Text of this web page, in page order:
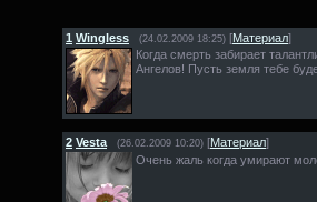
1 Wingless (24.02.2009 18:25) [Материал]
Когда смерть забирает
Ангелов! Пусть земля тебе
2 Vesta (26.02.2009 10:20) [Материал]
Очень жаль когда умирают